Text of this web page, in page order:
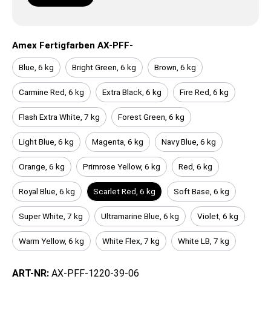
Amex Fertigfarben AX-PFF-
Blue, 6 kg Bright Green, 6 kg Brown, 6 kg
Carmine Red, 6 kg Extra Black, 6 kg Fire Red, 6 kg
Flash Extra White, 7 kg Forest Green, 6 kg
Light Blue, 6 kg Magenta, 6 kg Navy Blue, 6 kg
Orange, 6 kg Primrose Yellow, 6 kg Red, 6 kg
Royal Blue, 6 kg Scarlet Red, 6 kg Soft Base, 6 kg
Super White, 7 kg Ultramarine Blue, 6 kg Violet, 6 kg
Warm Yellow, 6 kg White Flex, 7 kg White LB, 7 kg
ART-NR: AX-PFF-1220-39-06